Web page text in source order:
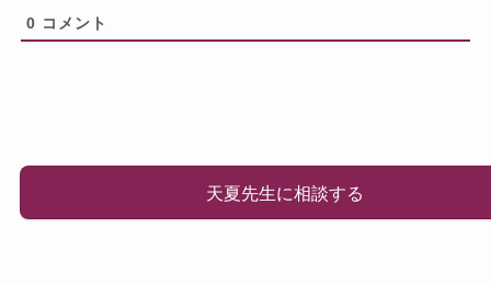
0 コメント
天夏先生に相談する